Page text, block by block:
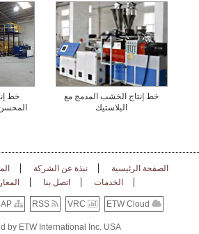
خط إنتاج الخشب المدمج مع
البلاستيك
خط
المحسن
الصفحة الرئيسية نبذة عن الشركة
الخدمات
اتصل بنا
RSS
SITEMAP
by ETW International Inc. USA